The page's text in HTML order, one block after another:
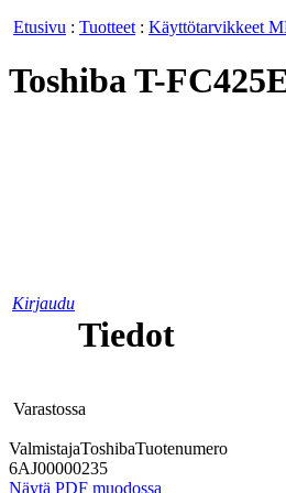
Etusivu : Tuotteet : Käyttötarvikkeet
Toshiba T-
Kirjaudu
Tiedot
Varastossa
ValmistajaToshibaTuotenumero
6AJ00000235
Näytä PDF muodossa